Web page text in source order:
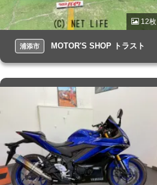
12枚
浦添市 MOTOR'S SHOP トラスト